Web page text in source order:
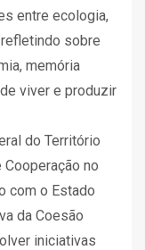
entre ecologia,
sobre
memória
viver e produzir
do Território
no
com o Estado
da Coesão
iniciativas